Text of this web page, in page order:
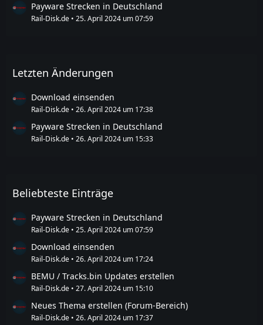
Payware Strecken in Deutschland
Rail-Disk.de 25. April 2024 um 07:59
Letzten Änderungen
Download einsenden
Rail-Disk.de 26. April 2024 um 17:38
Payware Strecken in Deutschland
Rail-Disk.de 26. April 2024 um 15:33
Beliebteste Einträge
Payware Strecken in Deutschland
Rail-Disk.de 25. April 2024 um 07:59
Download einsenden
Rail-Disk.de 26. April 2024 um 17:24
BEMU / Tracks.bin Updates erstellen
Rail-Disk.de 27. April 2024 um 15:10
Neues Thema erstellen (Forum-Bereich)
Rail-Disk.de 26. April 2024 um 17:37